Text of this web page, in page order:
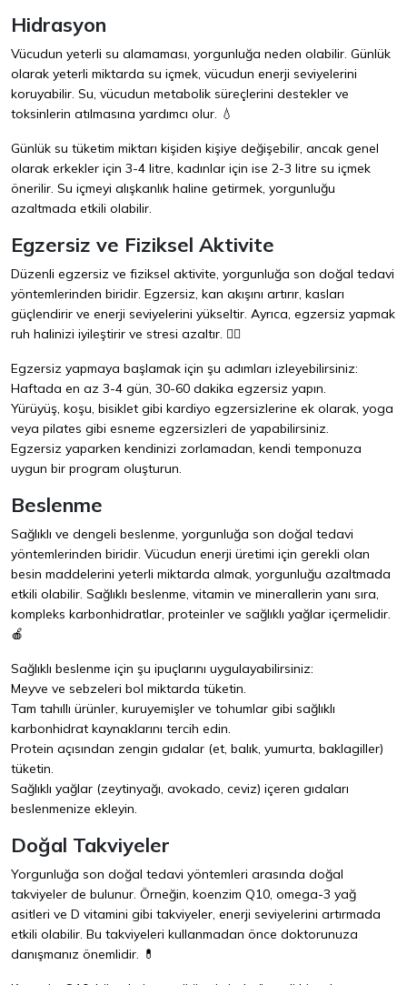
Hidrasyon
Vücudun yeterli su alamaması, yorgunluğa neden olabilir. Günlük
olarak yeterli miktarda su içmek, vücudun enerji seviyelerini
koruyabilir. Su, vücudun metabolik süreçlerini destekler ve
toksinlerin atılmasına yardımcı olur. 💧
Günlük su tüketim miktarı kişiden kişiye değişebilir, ancak genel
olarak erkekler için 3-4 litre, kadınlar için ise 2-3 litre su içmek
önerilir. Su içmeyi alışkanlık haline getirmek, yorgunluğu
azaltmada etkili olabilir.
Egzersiz ve Fiziksel Aktivite
Düzenli egzersiz ve fiziksel aktivite, yorgunluğa son doğal tedavi
yöntemlerinden biridir. Egzersiz, kan akışını artırır, kasları
güçlendirir ve enerji seviyelerini yükseltir. Ayrıca, egzersiz yapmak
ruh halinizi iyileştirir ve stresi azaltır. 🏃‍♂️
Egzersiz yapmaya başlamak için şu adımları izleyebilirsiniz:
Haftada en az 3-4 gün, 30-60 dakika egzersiz yapın.
Yürüyüş, koşu, bisiklet gibi kardiyo egzersizlerine ek olarak, yoga
veya pilates gibi esneme egzersizleri de yapabilirsiniz.
Egzersiz yaparken kendinizi zorlamadan, kendi temponuza
uygun bir program oluşturun.
Beslenme
Sağlıklı ve dengeli beslenme, yorgunluğa son doğal tedavi
yöntemlerinden biridir. Vücudun enerji üretimi için gerekli olan
besin maddelerini yeterli miktarda almak, yorgunluğu azaltmada
etkili olabilir. Sağlıklı beslenme, vitamin ve minerallerin yanı sıra,
kompleks karbonhidratlar, proteinler ve sağlıklı yağlar içermelidir.
🍎
Sağlıklı beslenme için şu ipuçlarını uygulayabilirsiniz:
Meyve ve sebzeleri bol miktarda tüketin.
Tam tahıllı ürünler, kuruyemişler ve tohumlar gibi sağlıklı
karbonhidrat kaynaklarını tercih edin.
Protein açısından zengin gıdalar (et, balık, yumurta, baklagiller)
tüketin.
Sağlıklı yağlar (zeytinyağı, avokado, ceviz) içeren gıdaları
beslenmenize ekleyin.
Doğal Takviyeler
Yorgunluğa son doğal tedavi yöntemleri arasında doğal
takviyeler de bulunur. Örneğin, koenzim Q10, omega-3 yağ
asitleri ve D vitamini gibi takviyeler, enerji seviyelerini artırmada
etkili olabilir. Bu takviyeleri kullanmadan önce doktorunuza
danışmanız önemlidir. 💊